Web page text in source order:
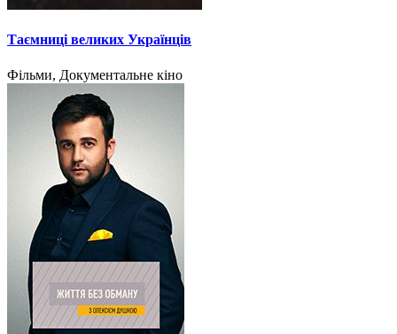
Таємниці великих Українців
Фільми, Документальне кіно